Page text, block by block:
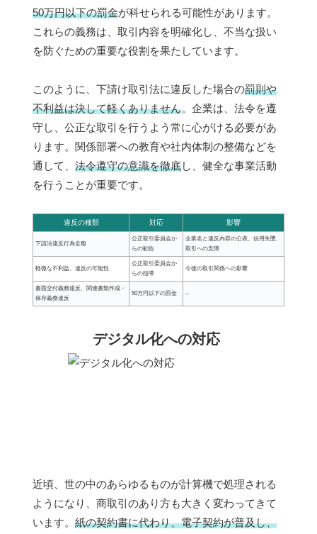
50万円以下の罰金が科せられる可能性があります。
これらの義務は、取引内容を明確化し、不当な扱い
を防ぐための重要な役割を果たしています。
このように、下請け取引法に違反した場合の罰則や
不利益は決して軽くありません。企業は、法令を遵
守し、公正な取引を行うよう常に心がける必要があ
ります。関係部署への教育や社内体制の整備などを
通して、 法令遵守の意識を徹底し、健全な事業活動
を行うことが重要です。
違反の種類 対応 影響
下請法違反行為全般
公正取引委員会か
らの勧告
企業名と違反内容の公表、信用失墜、
取引への支障
軽微な不利益、違反の可能性
公正取引委員会か
らの指導
今後の取引関係への影響
書面交付義務違反、関連書類作成・
保存義務違反
50万円以下の罰金 –
デジタル化への対応
近頃、世の中のあらゆるものが計算機で処理される
ようになり、商取引のあり方も大きく変わってきて
います。 紙の契約書に代わり、電子契約が普及し、